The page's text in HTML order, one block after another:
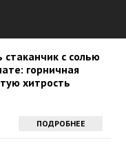
стаканчик с солью
горничная
хитрость
ПОДРОБНЕЕ